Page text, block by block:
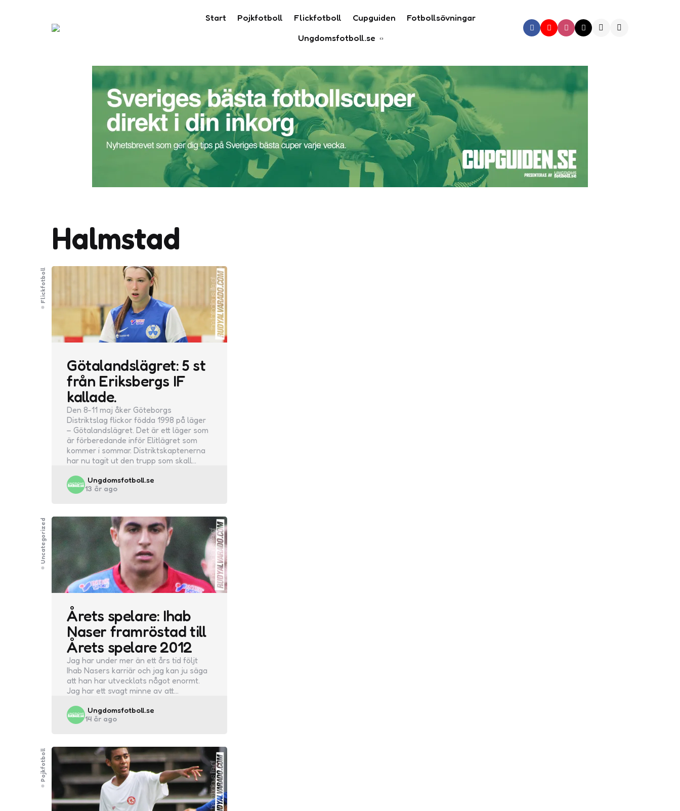
Start Pojkfotboll Flickfotboll Cupguiden
Fotbollsövningar
Ungdomsfotboll.se
Halmstad
Flickfotboll
Götalandslägret: 5 st
från Eriksbergs IF
kallade.
Den 8-11 maj åker Göteborgs
Distriktslag flickor födda 1998 på läger
– Götalandslägret. Det är ett läger som
är förberedande inför Elitlägret som
kommer i sommar. Distriktskaptenerna
har nu tagit ut den trupp som skall…
Posted
by
Ungdomsfotboll.se
13 år ago
Uncategorized
Årets spelare: Ihab
Naser framröstad till
Årets spelare 2012
Jag har under mer än ett års tid följt
Ihab Nasers karriär och jag kan ju säga
att han har utvecklats något enormt.
Jag har ett svagt minne av att…
Posted
by
Ungdomsfotboll.se
14 år ago
Pojkfotboll